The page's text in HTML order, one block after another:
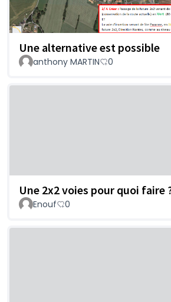
Une alternative est possible
anthony MARTIN 0
Une 2x2 voies pour quoi faire
Enouf 0